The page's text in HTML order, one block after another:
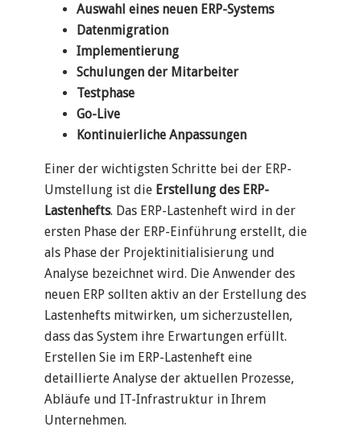
Auswahl eines neuen ERP-Systems
Datenmigration
Implementierung
Schulungen der Mitarbeiter
Testphase
Go-Live
Kontinuierliche Anpassungen
Einer der wichtigsten Schritte bei der ERP-
Umstellung ist die Erstellung des ERP-
Lastenhefts. Das ERP-Lastenheft wird in der
ersten Phase der ERP-Einführung erstellt, die
als Phase der Projektinitialisierung und
Analyse bezeichnet wird. Die Anwender des
neuen ERP sollten aktiv an der Erstellung des
Lastenhefts mitwirken, um sicherzustellen,
dass das System ihre Erwartungen erfüllt.
Erstellen Sie im ERP-Lastenheft eine
detaillierte Analyse der aktuellen Prozesse,
Abläufe und IT-Infrastruktur in Ihrem
Unternehmen.